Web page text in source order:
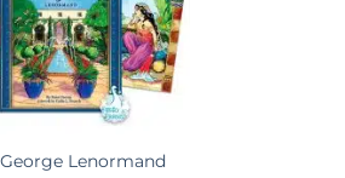
Lenormand